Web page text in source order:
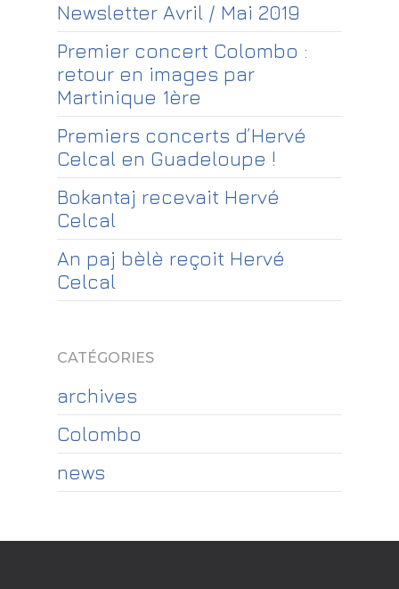
Newsletter Avril / Mai 2019
Premier concert Colombo :
retour en images par
Martinique 1ère
Premiers concerts d’Hervé
Celcal en Guadeloupe !
Bokantaj recevait Hervé
Celcal
An paj bèlè reçoit Hervé
Celcal
CATÉGORIES
archives
Colombo
news